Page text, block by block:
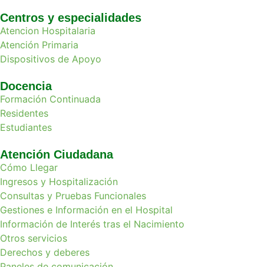
Centros y especialidades
Atencion Hospitalaria
Atención Primaria
Dispositivos de Apoyo
Docencia
Formación Continuada
Residentes
Estudiantes
Atención Ciudadana
Cómo Llegar
Ingresos y Hospitalización
Consultas y Pruebas Funcionales
Gestiones e Información en el Hospital
Información de Interés tras el Nacimiento
Otros servicios
Derechos y deberes